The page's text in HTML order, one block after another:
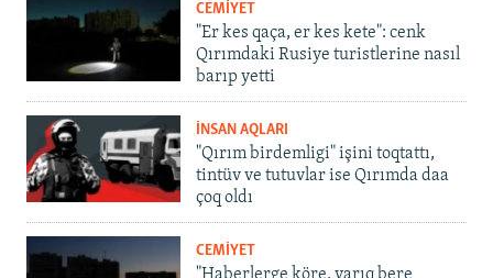
CEMİYET
"Er kes qaça, er kes kete": cenk
Qırımdaki Rusiye turistlerine nasıl
barıp yetti
İNSAN AQLARI
"Qırım birdemligi" işini toqtattı,
tintüv ve tutuvlar ise Qırımda daa
çoq oldı
CEMİYET